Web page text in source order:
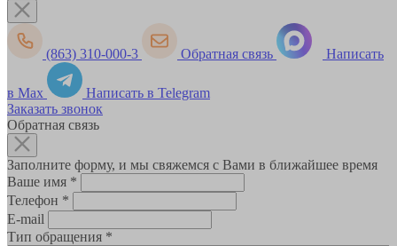
(863) 310-000-3 Обратная связь Написать
в Max
Написать в Telegram
Заказать звонок
Обратная связь
Заполните форму, и мы свяжемся с Вами в ближайшее время
Ваше имя *
Телефон *
E-mail
Тип обращения *